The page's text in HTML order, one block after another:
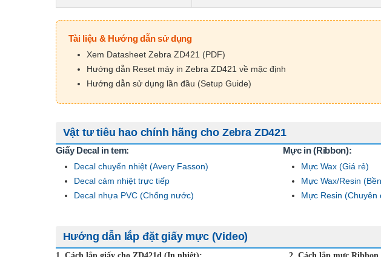
Tài liệu & Hướng dẫn sử dụng
Xem Datasheet Zebra ZD421 (PDF)
Hướng dẫn Reset máy in Zebra ZD421 về mặc định
Hướng dẫn sử dụng lần đầu (Setup Guide)
Vật tư tiêu hao chính hãng cho Zebra ZD421
Giấy Decal in tem:
Decal chuyển nhiệt (Avery Fasson)
Decal cảm nhiệt trực tiếp
Decal nhựa PVC (Chống nước)
Mực in (Ribbon):
Mực Wax (Giá rẻ)
Mực Wax/Resin
Mực Resin (Chuyên
Hướng dẫn lắp đặt giấy mực (Video)